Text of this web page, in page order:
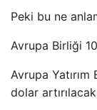
Peki bu ne
Avrupa Birliği
Avrupa Yatırım
dolar